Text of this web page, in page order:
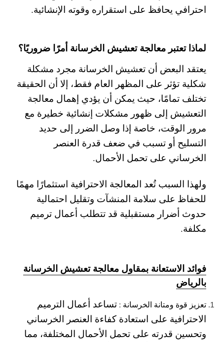
احترافي يحافظ على استقراره وقوته الإنشائية.
لماذا تعتبر معالجة تعشيش الخرسانة أمرًا ضروريًا؟
يعتقد البعض أن تعشيش الخرسانة مجرد مشكلة
شكلية تؤثر على المظهر العام فقط، إلا أن الحقيقة
تختلف تمامًا، حيث يمكن أن يؤدي إهمال معالجة
التعشيش إلى ظهور مشكلات إنشائية خطيرة مع
مرور الوقت، خاصة إذا وصل الضرر إلى حديد
التسليح أو تسبب في ضعف قدرة العنصر
الخرساني على تحمل الأحمال.
ولهذا السبب تُعد المعالجة الاحترافية استثمارًا مهمًا
للحفاظ على سلامة المنشآت وتقليل احتمالية
حدوث أضرار مستقبلية قد تتطلب أعمال ترميم
مكلفة.
فوائد الاستعانة بمقاول معالجة تعشيش الخرسانة
بالرياض
تعزيز قوة ومتانة الخرسانة : تساعد أعمال الترميم
الاحترافية على استعادة كفاءة العنصر الخرساني
وتحسين قدرته على تحمل الأحمال المختلفة، مما